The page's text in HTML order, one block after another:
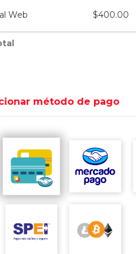
Web $400.00
método de pago